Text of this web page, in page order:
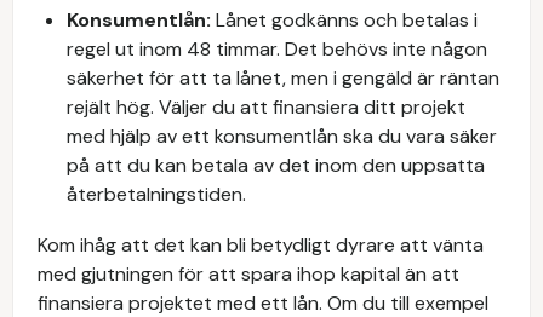
Konsumentlån: Lånet godkänns och betalas i
regel ut inom 48 timmar. Det behövs inte någon
säkerhet för att ta lånet, men i gengäld är räntan
rejält hög. Väljer du att finansiera ditt projekt
med hjälp av ett konsumentlån ska du vara säker
på att du kan betala av det inom den uppsatta
återbetalningstiden.
Kom ihåg att det kan bli betydligt dyrare att vänta
med gjutningen för att spara ihop kapital än att
finansiera projektet med ett lån. Om du till exempel